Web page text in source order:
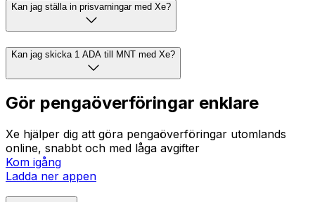
Kan jag ställa in prisvarningar med Xe?
Kan jag skicka 1 ADA till MNT med Xe?
Gör pengaöverföringar enklare
Xe hjälper dig att göra pengaöverföringar utomlands
online, snabbt och med låga avgifter
Kom igång
Ladda ner appen